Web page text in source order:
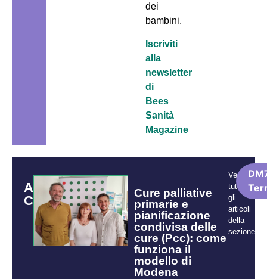
dei
bambini.
Iscriviti
alla
newsletter
di
Bees
Sanità
Magazine
ARTICOLI
CORRELATI
Cure palliative
primarie e
pianificazione
condivisa delle
cure (Pcc): come
funziona il
modello di
Modena
Vedi
tutti
gli
articoli
della
sezione: